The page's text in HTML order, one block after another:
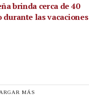
brinda cerca de 40
durante las vacaciones
MÁS